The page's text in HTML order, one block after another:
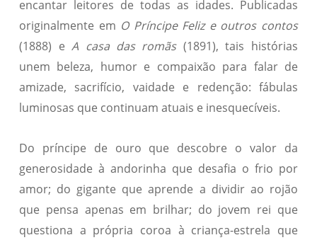
encantar leitores de todas as idades. Publicadas
originalmente em O Príncipe Feliz e outros contos
(1888) eA casa das romãs(1891), tais histórias
unem beleza, humor e compaixão para falar de
amizade, sacrifício, vaidade e redenção: fábulas
luminosas que continuam atuais e inesquecíveis.
Do príncipe de ouro que descobre o valor da
generosidade à andorinha que desafia o frio por
amor; do gigante que aprende a dividir ao rojão
que pensa apenas em brilhar; do jovem rei que
questiona a própria coroa à criança-estrela que